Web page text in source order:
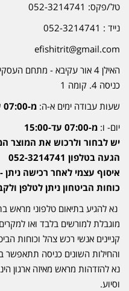
טל/פקס: 052-3214741
נייד : 052-3214741
efishitrit@gmail.com
כניסה 4. קומה 1
שעות עבודה ימים א-ה: מ-07:00 עד-20:00
יום- ו: מ-07:00 עד-15:00
יש לבחור ולרכוש את המוצר
הגעה בטלפון 052-3214741
איסוף עצמי לאחר רכישה
כוחות הביטחון ניתן לטלפן
נא להגיע בתיאום טלפוני מראש
מוגבלת למורשים בלבד ואו
קניינים אנשי רכש צהל וכוחות
והחילות השונים כניסה תתאפשר
נא להזדהות מראש מאיזה ארגון
וסיוע.